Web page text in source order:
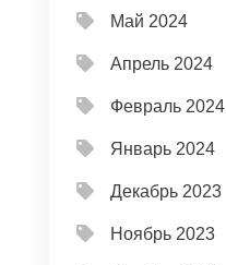
Май 2024
Апрель 2024
Февраль 2024
Январь 2024
Декабрь 2023
Ноябрь 2023